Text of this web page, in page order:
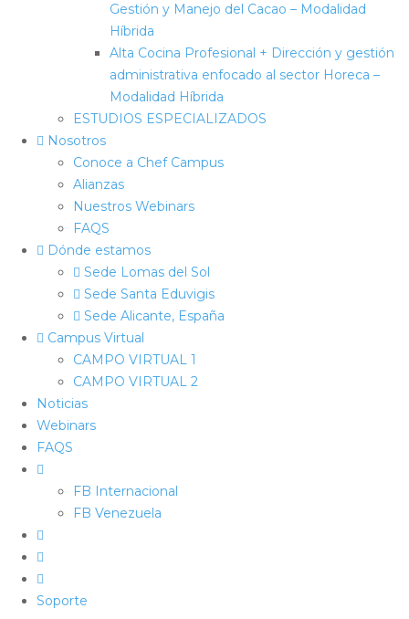
Gestión y Manejo del Cacao – Modalidad
Híbrida
Alta Cocina Profesional + Dirección y gestión
administrativa enfocado al sector Horeca –
Modalidad Híbrida
ESTUDIOS ESPECIALIZADOS
Nosotros
Conoce a Chef Campus
Alianzas
Nuestros Webinars
FAQS
Dónde estamos
Sede Lomas del Sol
Sede Santa Eduvigis
Sede Alicante, España
Campus Virtual
CAMPO VIRTUAL 1
CAMPO VIRTUAL 2
Noticias
Webinars
FAQS
FB Internacional
FB Venezuela
Soporte